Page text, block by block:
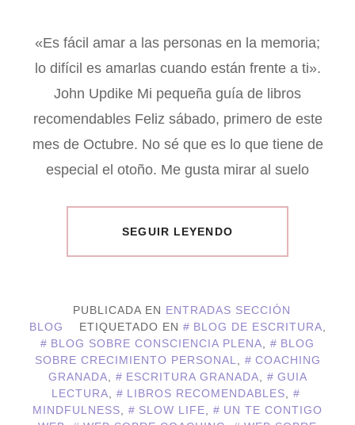
«Es fácil amar a las personas en la memoria;
lo difícil es amarlas cuando están frente a ti».
John Updike Mi pequeña guía de libros
recomendables Feliz sábado, primero de este
mes de Octubre. No sé que es lo que tiene de
especial el otoño. Me gusta mirar al suelo
SEGUIR LEYENDO
PUBLICADA EN ENTRADAS SECCIÓN
BLOG
ETIQUETADO EN BLOG DE ESCRITURA
BLOG SOBRE CONSCIENCIA PLENA
BLOG
SOBRE CRECIMIENTO PERSONAL
COACHING
GRANADA
ESCRITURA GRANADA
GUIA
LECTURA
LIBROS RECOMENDABLES
MINDFULNESS
SLOW LIFE
UN TE CONTIGO